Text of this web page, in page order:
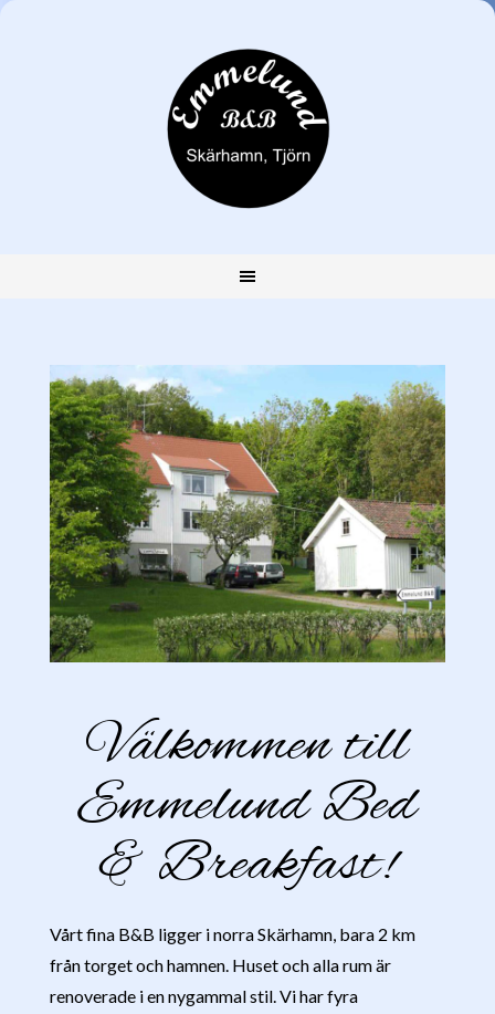
Välkommen till
Emmelund Bed
& Breakfast!
Vårt fina B&B ligger i norra Skärhamn, bara 2 km
från torget och hamnen. Huset och alla rum är
renoverade i en nygammal stil. Vi har fyra